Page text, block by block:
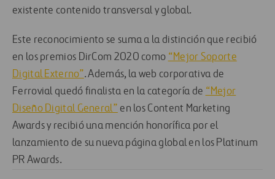
existente contenido transversal y global.
Este reconocimiento se suma a la distinción que recibió
en los premios DirCom 2020 como “Mejor Soporte
Digital Externo”. Además, la web corporativa de
Ferrovial quedó finalista en la categoría de “Mejor
Diseño Digital General” en los Content Marketing
Awards y recibió una mención honorífica por el
lanzamiento de su nueva página global en los Platinum
PR Awards.